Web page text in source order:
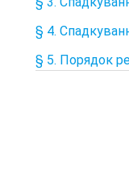
§ 4.
§ 5. Порядок